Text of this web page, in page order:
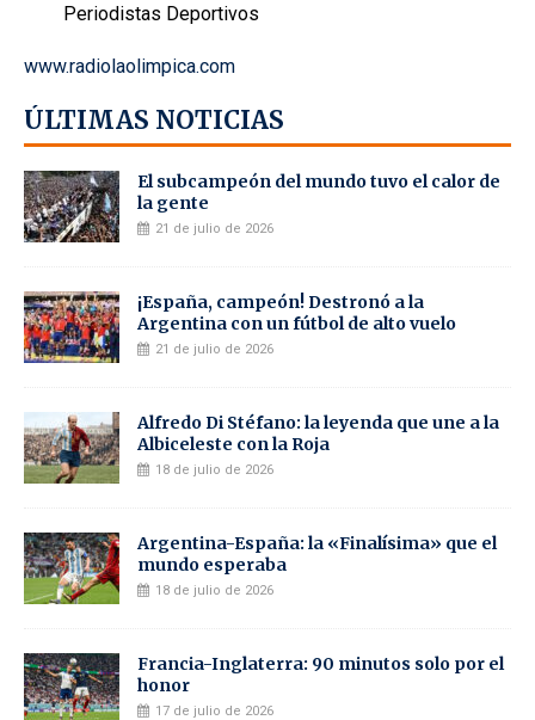
Periodistas Deportivos
www.radiolaolimpica.com
ÚLTIMAS NOTICIAS
El subcampeón del mundo tuvo el calor de
la gente
21 de julio de 2026
¡España, campeón! Destronó a la
Argentina con un fútbol de alto vuelo
21 de julio de 2026
Alfredo Di Stéfano: la leyenda que une a la
Albiceleste con la Roja
18 de julio de 2026
Argentina-España: la «Finalísima» que el
mundo esperaba
18 de julio de 2026
Francia-Inglaterra: 90 minutos solo por el
honor
17 de julio de 2026